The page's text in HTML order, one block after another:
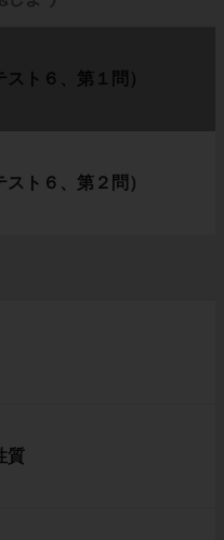
ト６、第１問）
ト６、第２問）
質